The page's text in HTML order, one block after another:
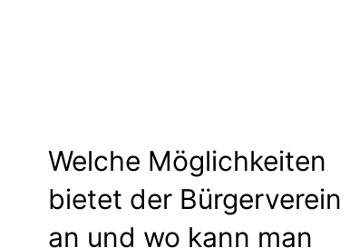
Welche Möglichkeiten
bietet der Bürgerverein
an und wo kann man